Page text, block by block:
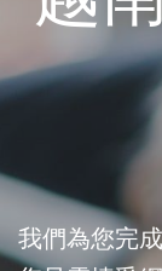
我們為您完